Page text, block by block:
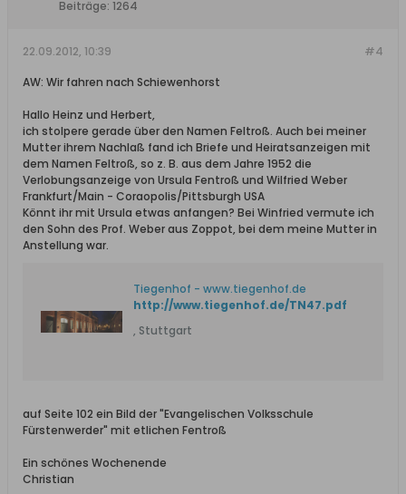
Beiträge: 1264
#4
22.09.2012, 10:39
AW: Wir fahren nach Schiewenhorst
Hallo Heinz und Herbert,
ich stolpere gerade über den Namen Feltroß. Auch bei meiner
Mutter ihrem Nachlaß fand ich Briefe und Heiratsanzeigen mit
dem Namen Feltroß, so z. B. aus dem Jahre 1952 die
Verlobungsanzeige von Ursula Fentroß und Wilfried Weber
Frankfurt/Main - Coraopolis/Pittsburgh USA
Könnt ihr mit Ursula etwas anfangen? Bei Winfried vermute ich
den Sohn des Prof. Weber aus Zoppot, bei dem meine Mutter in
Anstellung war.
Tiegenhof - www.tiegenhof.de
http://www.tiegenhof.de/TN47.pdf
, Stuttgart
auf Seite 102 ein Bild der "Evangelischen Volksschule
Fürstenwerder" mit etlichen Fentroß
Ein schönes Wochenende
Christian